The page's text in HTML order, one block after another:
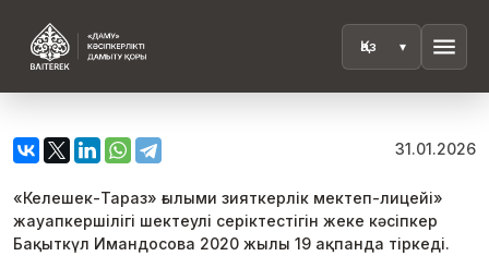
menu
31.01.2026
«Келешек-Тараз» ғылыми зияткерлік мектеп-лицейі»
жауапкершілігі шектеулі серіктестігін жеке кәсіпкер
Бақыткүл Имандосова 2020 жылы 19 ақпанда тіркеді.